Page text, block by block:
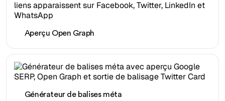
Aperçu Open Graph
Générateur de balises méta